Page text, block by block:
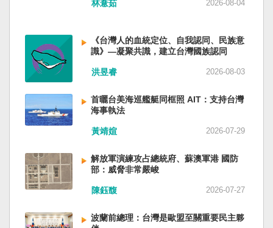
主席易會滿、前內蒙古黨委書記孫紹騁、前浙江
信部部長金壯龍、前中央軍民融合辦常務副主任
雷凡培，都是被不正常免職。 最新的河北黨書記
倪岳峰「另有任用」，應該是與德國之聲與紐約
時報披露張家口對海外人士動態控制平台被登錄
有關。 這些大清洗是反映習近平的穩定還是不
安？ （作者林保華為資深時事評論員）
員國，也不至於迄今仍以國體不明的身分爭取加
爭。當然也沒有以反共為名、行專政之實的卅八
年戒嚴讓許多政治受難者的母親長期在黑夜哭
泣。 如果一九四五年八一五台灣獨立了，台灣早
已民主化，不必有長期戒嚴體制的壓迫，也沒有
群落留下來的遺民問題。漢字文化圈的國家台灣
會傳承更多日本留下來的風貌，如果吸引中國人
來台也是中國僑民或台灣新住民、新國民，而不
了，台灣早就是一個小而美的民主國家，不必在
國民養成過程的教育被教導成一個虛構的大國，
也不會有見證二二八事件的美國副領事葛超智
萬六千多平方公里的美麗島嶼群落，中央山脈南
北相連，四面海域環抱，是島嶼國度不是大陸國
累積不少災害應變經驗，但每當重大災害發生，
者，即使面臨撤離要求，也不願離開自己的家
園，讓第一線執行撤離工作的公務人員承受壓
力。 表面上看，這似乎是防災意識不足；但更深
層的問題是，我們是否建立了一套讓人民願意避
只是住所，更是多年生活累積的情感依靠。離開
熟悉環境，本身就是重大心理挑戰。如果避難場
所只是學校體育館或公共禮堂，提供基本收容功
活便利性，民眾自然可能對撤離有所抗拒。 因
此，現代防災不能只是「把人帶離危險區域」，
而要建立讓人民相信「離開家後仍能受到妥善照
障礙者等需求，包括降溫設備、電力備援、醫療
支援與基本生活品質。 在重大災害應變中，台灣
林薏茹 2026-08-04
《台灣人的血統定位、自我認同、民族意
識》—凝聚共識，建立台灣國族認同
洪昱睿 2026-08-03
首曬台美海巡艦艇同框照 AIT：支持台灣
海事執法
黃靖媗 2026-07-29
解放軍演練攻占總統府、蘇澳軍港 國防
部：威脅非常嚴峻
陳鈺馥 2026-07-27
波蘭前總理：台灣是歐盟至關重要民主夥